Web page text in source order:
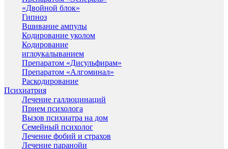
«Двойной блок»
Гипноз
Вшивание ампулы
Кодирование уколом
Кодирование
иглоукалыванием
Препаратом «Дисульфирам»
Препаратом «Алгоминал»
Раскодирование
Психиатрия
Лечение галлюцинаций
Прием психолога
Вызов психиатра на дом
Семейный психолог
Лечение фобий и страхов
Лечение паранойи